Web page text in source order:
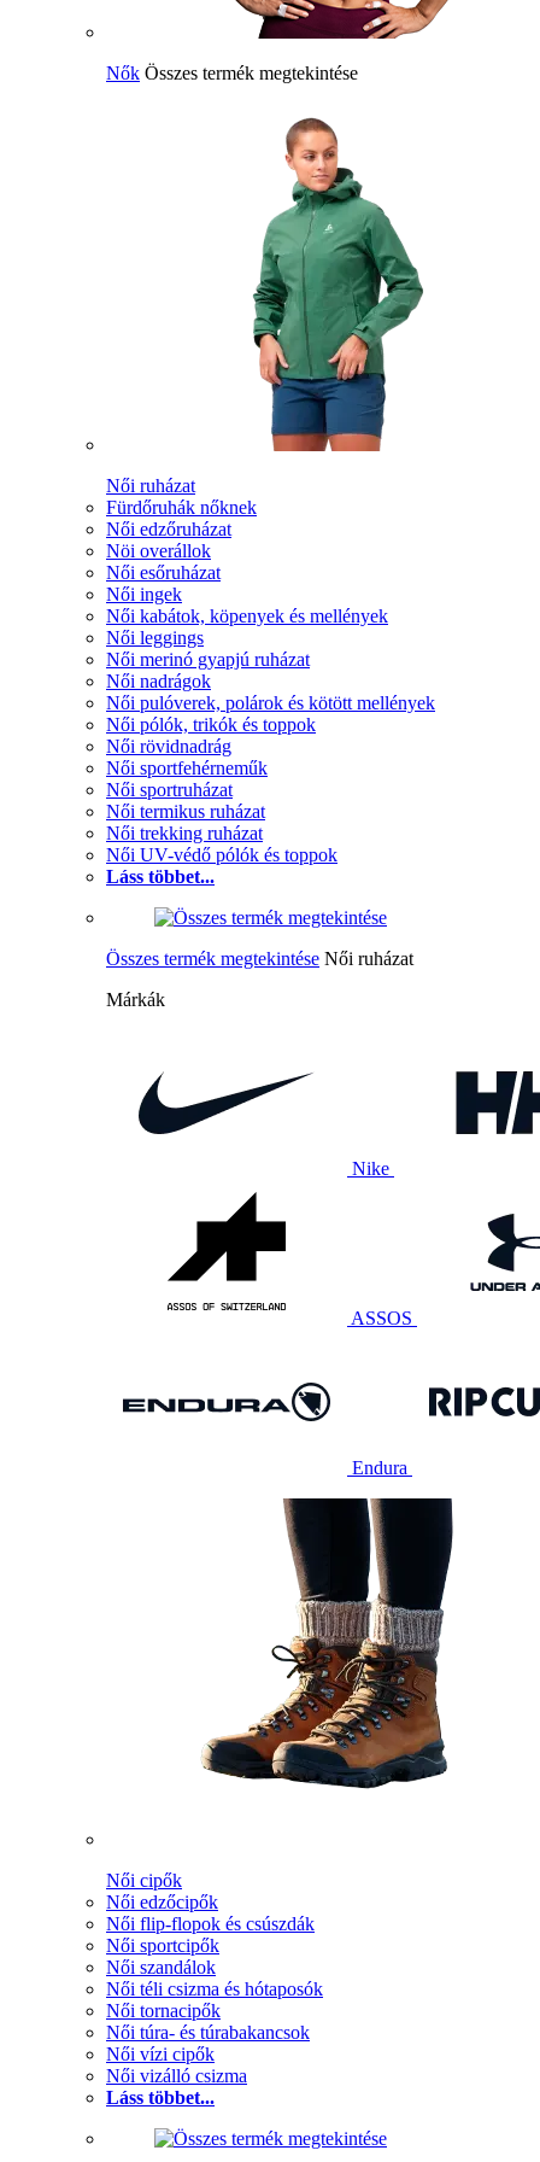
Nők Összes termék megtekintése
Női ruházat
Fürdőruhák nőknek
Női edzőruházat
Nöi overállok
Női esőruházat
Női ingek
Női kabátok, köpenyek és mellények
Női leggings
Női merinó gyapjú ruházat
Női nadrágok
Női pulóverek, polárok és kötött mellények
Női pólók, trikók és toppok
Női rövidnadrág
Női sportfehérneműk
Női sportruházat
Női termikus ruházat
Női trekking ruházat
Női UV-védő pólók és toppok
Láss többet...
Összes termék megtekintése Női ruházat
Márkák
Nike
ASSOS
Endura
Női cipők
Női edzőcipők
Női flip-flopok és csúszdák
Női sportcipők
Női szandálok
Női téli csizma és hótaposók
Női tornacipők
Női túra- és túrabakancsok
Női vízi cipők
Női vizálló csizma
Láss többet...